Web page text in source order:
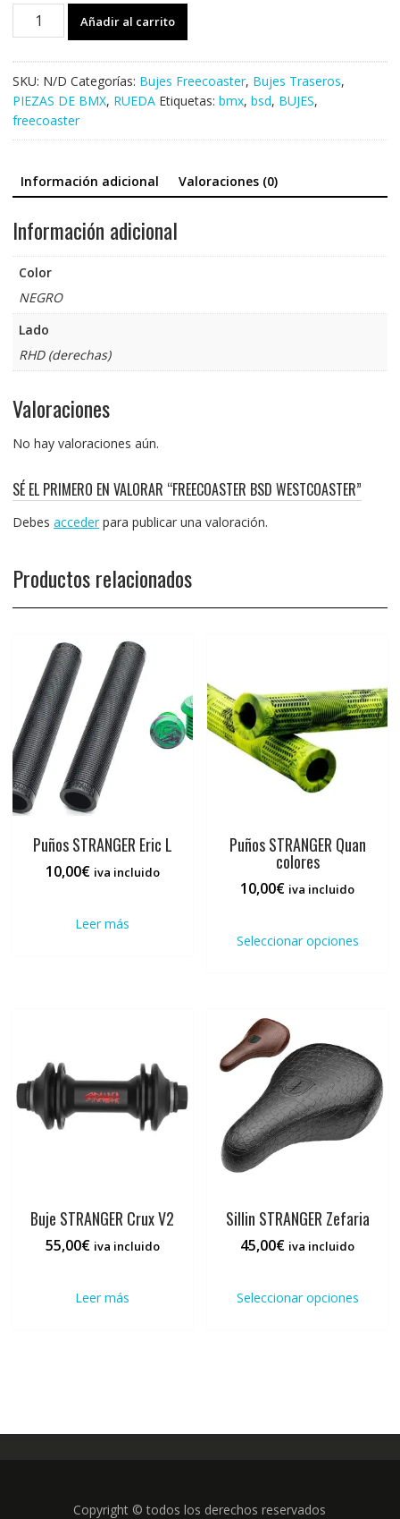
FREECOASTER
Añadir al carrito
SKU: N/D Categorías: Bujes Freecoaster, Bujes Traseros,
PIEZAS DE BMX, RUEDA Etiquetas: bmx, bsd, BUJES,
freecoaster
Información adicional Valoraciones (0)
Información adicional
Color
NEGRO
Lado
RHD (derechas)
Valoraciones
No hay valoraciones aún.
SÉ EL PRIMERO EN VALORAR “FREECOASTER BSD WESTCOASTER”
Debes accederpara publicar una valoración.
Productos relacionados
Puños STRANGER Eric L
10,00€ iva incluido
Leer más
Puños STRANGER Quan
colores
10,00€ iva incluido
Seleccionar opciones
en
Buje STRANGER Crux V2
55,00€ iva incluido
Leer más
Sillin STRANGER Zefaria
45,00€ iva incluido
Seleccionar opciones
Copyright © todos los derechos reservados